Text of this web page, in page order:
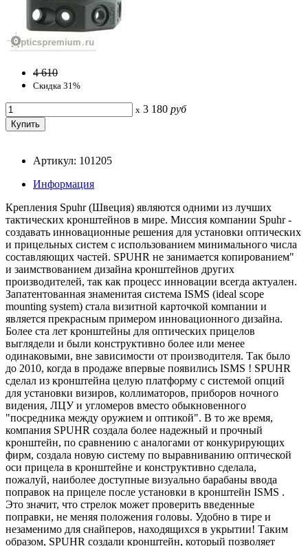
4 610
Скидка 31%
x 3 180 руб
Артикул: 101205
Информация
Крепления Spuhr (Швеция) являются одними из лучших
тактических кронштейнов в мире. Миссия компании Spuhr -
создавать инновационные решения для установки оптических
и прицельных систем с использованием минимального числа
составляющих частей. SPUHR не занимается копированием"
и заимствованием дизайна кронштейнов других
производителей, так как процесс инновации всегда актуален.
Запатентованная знаменитая система ISMS (ideal scope
mounting system) стала визитной карточкой компании и
является прекрасным примером инновационного дизайна.
Более ста лет кронштейны для оптических прицелов
выглядели и были конструктивно более или менее
одинаковыми, вне зависимости от производителя. Так было
до 2010, когда в продаже впервые появились ISMS ! SPUHR
сделал из кронштейна целую платформу с системой опций
для установки визиров, коллиматоров, приборов ночного
видения, ЛЦУ и угломеров вместо обыкновенного
"посредника между оружием и оптикой". В то же время,
компания SPUHR создала более надежный и прочный
кронштейн, по сравнению с аналогами от конкурирующих
фирм, создала новую систему по выравниванию оптической
оси прицела в кронштейне и конструктивно сделала,
пожалуй, наиболее доступные визуально барабаны ввода
поправок на прицеле после установки в кронштейн ISMS .
Это значит, что стрелок может проверить введенные
поправки, не меняя положения головы. Удобно в тире и
незаменимо для снайперов, находящихся в укрытии! Таким
образом, SPUHR создали кронштейн, который позволяет